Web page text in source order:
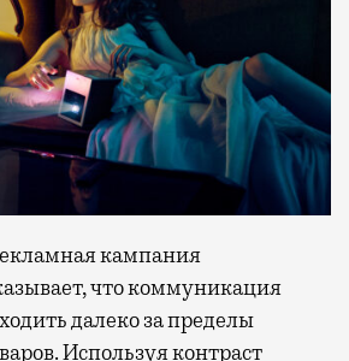
кампания
что коммуникация
далеко за пределы
Используя контраст